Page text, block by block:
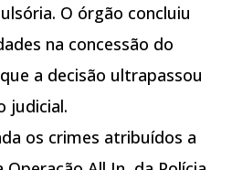
O órgão concluiu
na concessão do
a decisão ultrapassou
judicial.
os crimes atribuídos a